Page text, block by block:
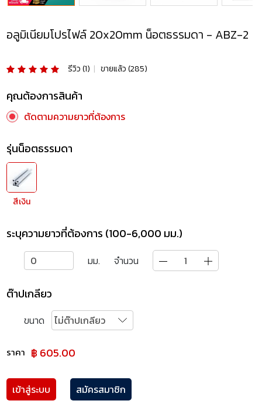
อลูมิเนียมโปรไฟล์ 20x20mm น็อตธรรมดา - ABZ-2
รีวิว (1) | ขายแล้ว (285)
คุณต้องการสินค้า
ตัดตามความยาวที่ต้องการ
รุ่นน็อตธรรมดา
สีเงิน
ระบุความยาวที่ต้องการ (100-6,000 มม.)
มม. จำนวน
ต๊าปเกลียว
ขนาด
ราคา ฿ 605.00
เข้าสู่ระบบ
สมัครสมาชิก